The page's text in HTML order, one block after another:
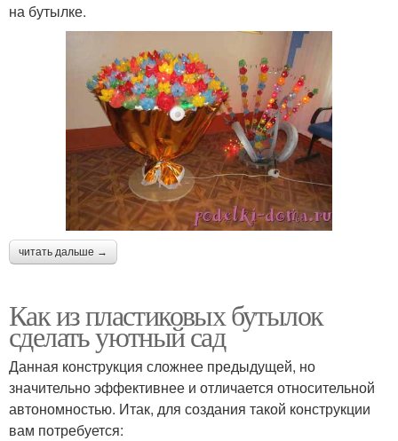
на бутылке.
читать дальше →
Как из пластиковых бутылок
сделать уютный сад
Данная конструкция сложнее предыдущей, но
значительно эффективнее и отличается относительной
автономностью. Итак, для создания такой конструкции
вам потребуется: